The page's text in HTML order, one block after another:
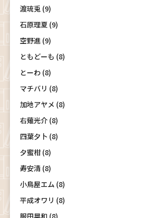
渡琉兎 (9)
石原理夏 (9)
空野進 (9)
ともどーも (8)
とーわ (8)
マチバリ (8)
加地アヤメ (8)
右薙光介 (8)
四葉夕卜 (8)
夕蜜柑 (8)
寿安清 (8)
小鳥屋エム (8)
平成オワリ (8)